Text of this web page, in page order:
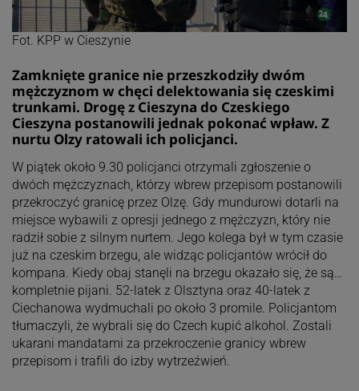
Fot. KPP w Cieszynie
Zamknięte granice nie przeszkodziły dwóm
mężczyznom w chęci delektowania się czeskimi
trunkami. Drogę z Cieszyna do Czeskiego
Cieszyna postanowili jednak pokonać wpław. Z
nurtu Olzy ratowali ich policjanci.
W piątek około 9.30 policjanci otrzymali zgłoszenie o
dwóch mężczyznach, którzy wbrew przepisom postanowili
przekroczyć granicę przez Olzę. Gdy mundurowi dotarli na
miejsce wybawili z opresji jednego z mężczyzn, który nie
radził sobie z silnym nurtem. Jego kolega był w tym czasie
już na czeskim brzegu, ale widząc policjantów wrócił do
kompana. Kiedy obaj stanęli na brzegu okazało się, że są…
kompletnie pijani. 52-latek z Olsztyna oraz 40-latek z
Ciechanowa wydmuchali po około 3 promile. Policjantom
tłumaczyli, że wybrali się do Czech kupić alkohol. Zostali
ukarani mandatami za przekroczenie granicy wbrew
przepisom i trafili do izby wytrzeźwień.